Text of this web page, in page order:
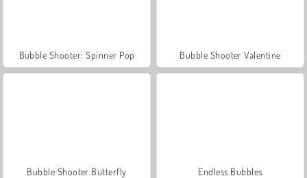
Bubble Shooter: Spinner Pop Bubble Shooter Valentine
Bubble Shooter Butterfly Endless Bubbles